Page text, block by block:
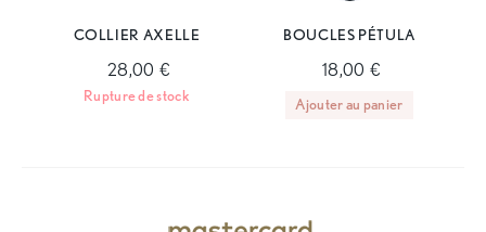
COLLIER AXELLE
28,00 €
Rupture de stock
BOUCLES PÉTULA
18,00 €
Ajouter au panier